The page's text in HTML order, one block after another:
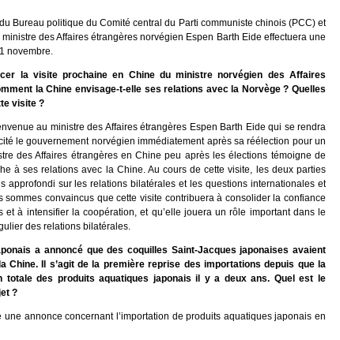
Bureau politique du Comité central du Parti communiste chinois (PCC) et
des Affaires étrangères norvégien Espen Barth Eide effectuera une
novembre.
la visite prochaine en Chine du ministre norvégien des Affaires
la Chine envisage-t-elle ses relations avec la Norvège ? Quelles
visite ?
au ministre des Affaires étrangères Espen Barth Eide qui se rendra
le gouvernement norvégien immédiatement après sa réélection pour un
des Affaires étrangères en Chine peu après les élections témoigne de
à ses relations avec la Chine. Au cours de cette visite, les deux parties
approfondi sur les relations bilatérales et les questions internationales et
sommes convaincus que cette visite contribuera à consolider la confiance
et à intensifier la coopération, et qu’elle jouera un rôle important dans le
des relations bilatérales.
a annoncé que des coquilles Saint-Jacques japonaises avaient
Chine. Il s’agit de la première reprise des importations depuis que la
totale des produits aquatiques japonais il y a deux ans. Quel est le
?
annonce concernant l’importation de produits aquatiques japonais en